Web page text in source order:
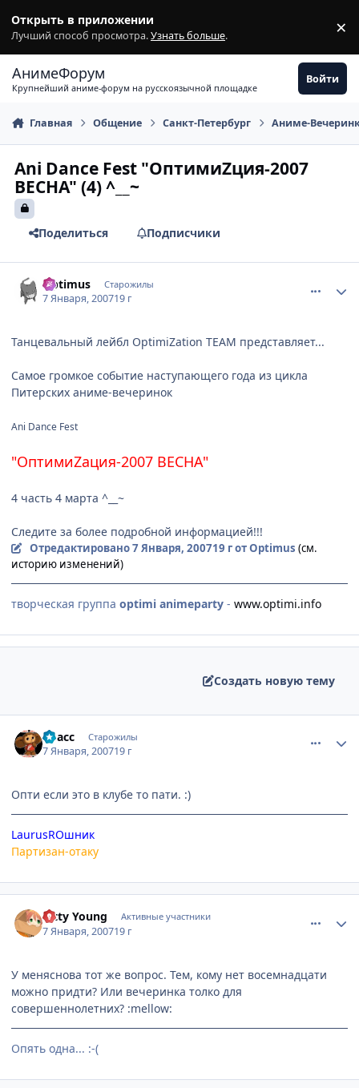
Открыть в приложении
Лучший способ просмотра.Узнать больше. ×
АнимеФорум
Крупнейший аниме-форум на русскоязычной площадке
Войти
Главная Общение Санкт-Петербург Аниме-
Ani Dance Fest "ОптимиZция-2007
ВЕСНА" (4) ^__~
Поделиться Подписчики
Optimus Старожилы
7 Января, 200719 г
Танцевальный лейбл OptimiZation TEAM представляет...
Самое громкое событие наступающего года из цикла
Питерских аниме-вечеринок
Ani Dance Fest
"ОптимиZация-2007 ВЕСНА"
4 часть 4 марта ^__~
Следите за более подробной информацией!!!
Отредактировано7 Января, 200719 гот Optimus (см.
историю изменений)
творческая группа optimi animeparty - www.optimi.info
Создать новую тему
Kpacc Старожилы
7 Января, 200719 г
Опти если это в клубе то пати. :)
LaurusROшник
Партизан-отаку
Kitty Young Активные участники
7 Января, 200719 г
У меняснова тот же вопрос. Тем, кому нет восемнадцати
можно придти? Или вечеринка толко для
совершеннолетних? :mellow:
Опять одна... :-(